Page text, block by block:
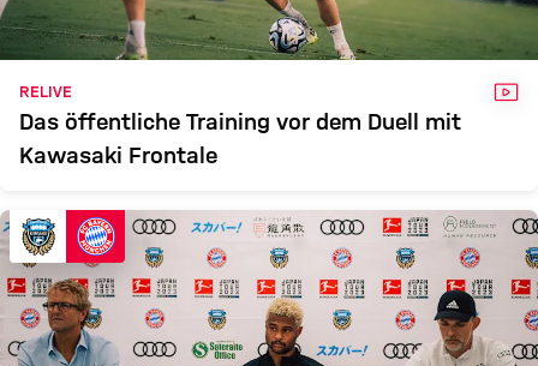
RELIVE
Das öffentliche Training vor dem Duell mit
Kawasaki Frontale